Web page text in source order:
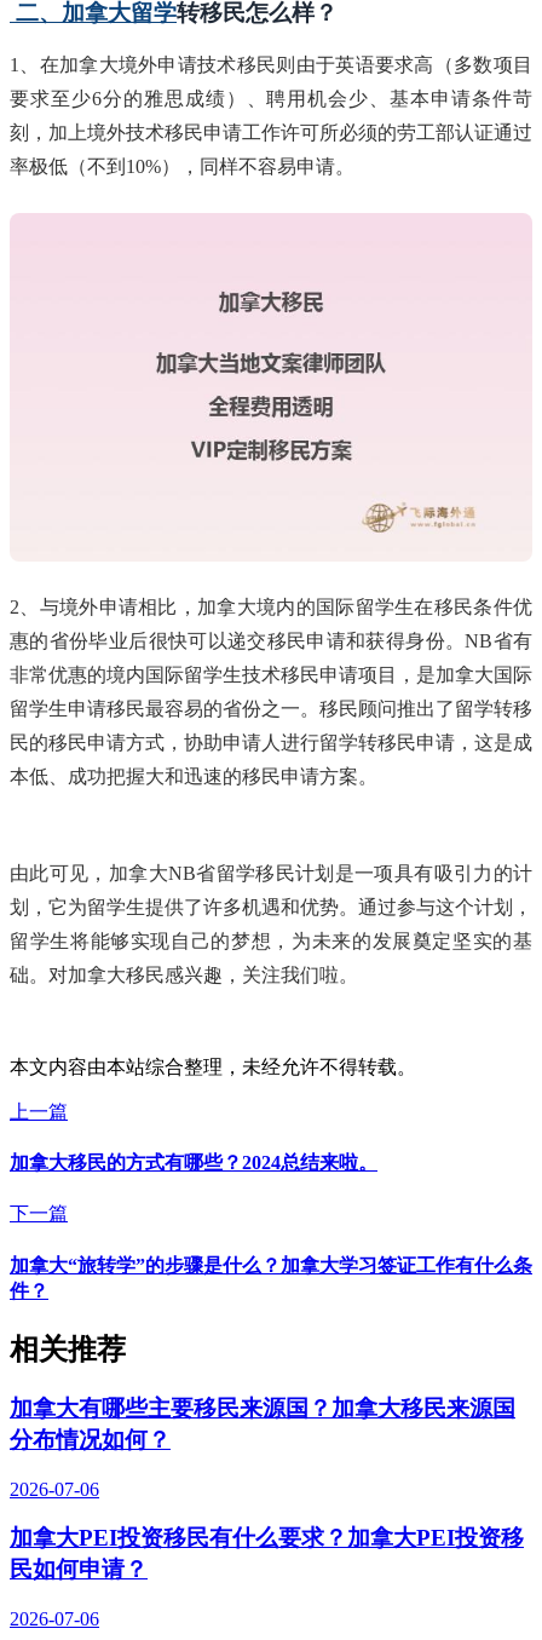
二、加拿大留学转移民怎么样？
1、在加拿大境外申请技术移民则由于英语要求高（多数项目
要求至少6分的雅思成绩）、聘用机会少、基本申请条件苛
刻，加上境外技术移民申请工作许可所必须的劳工部认证通过
率极低（不到10%），同样不容易申请。
2、与境外申请相比，加拿大境内的国际留学生在移民条件优
惠的省份毕业后很快可以递交移民申请和获得身份。NB省有
非常优惠的境内国际留学生技术移民申请项目，是加拿大国际
留学生申请移民最容易的省份之一。移民顾问推出了留学转移
民的移民申请方式，协助申请人进行留学转移民申请，这是成
本低、成功把握大和迅速的移民申请方案。
由此可见，加拿大NB省留学移民计划是一项具有吸引力的计
划，它为留学生提供了许多机遇和优势。通过参与这个计划，
留学生将能够实现自己的梦想，为未来的发展奠定坚实的基
础。对加拿大移民感兴趣，关注我们啦。
本文内容由本站综合整理，未经允许不得转载。
上一篇
加拿大移民的方式有哪些？2024总结来啦。
下一篇
加拿大“旅转学”的步骤是什么？加拿大学习签证工作有什么条
件？
相关推荐
加拿大有哪些主要移民来源国？加拿大移民来源国
分布情况如何？
2026-07-06
加拿大PEI投资移民有什么要求？加拿大PEI投资移
民如何申请？
2026-07-06